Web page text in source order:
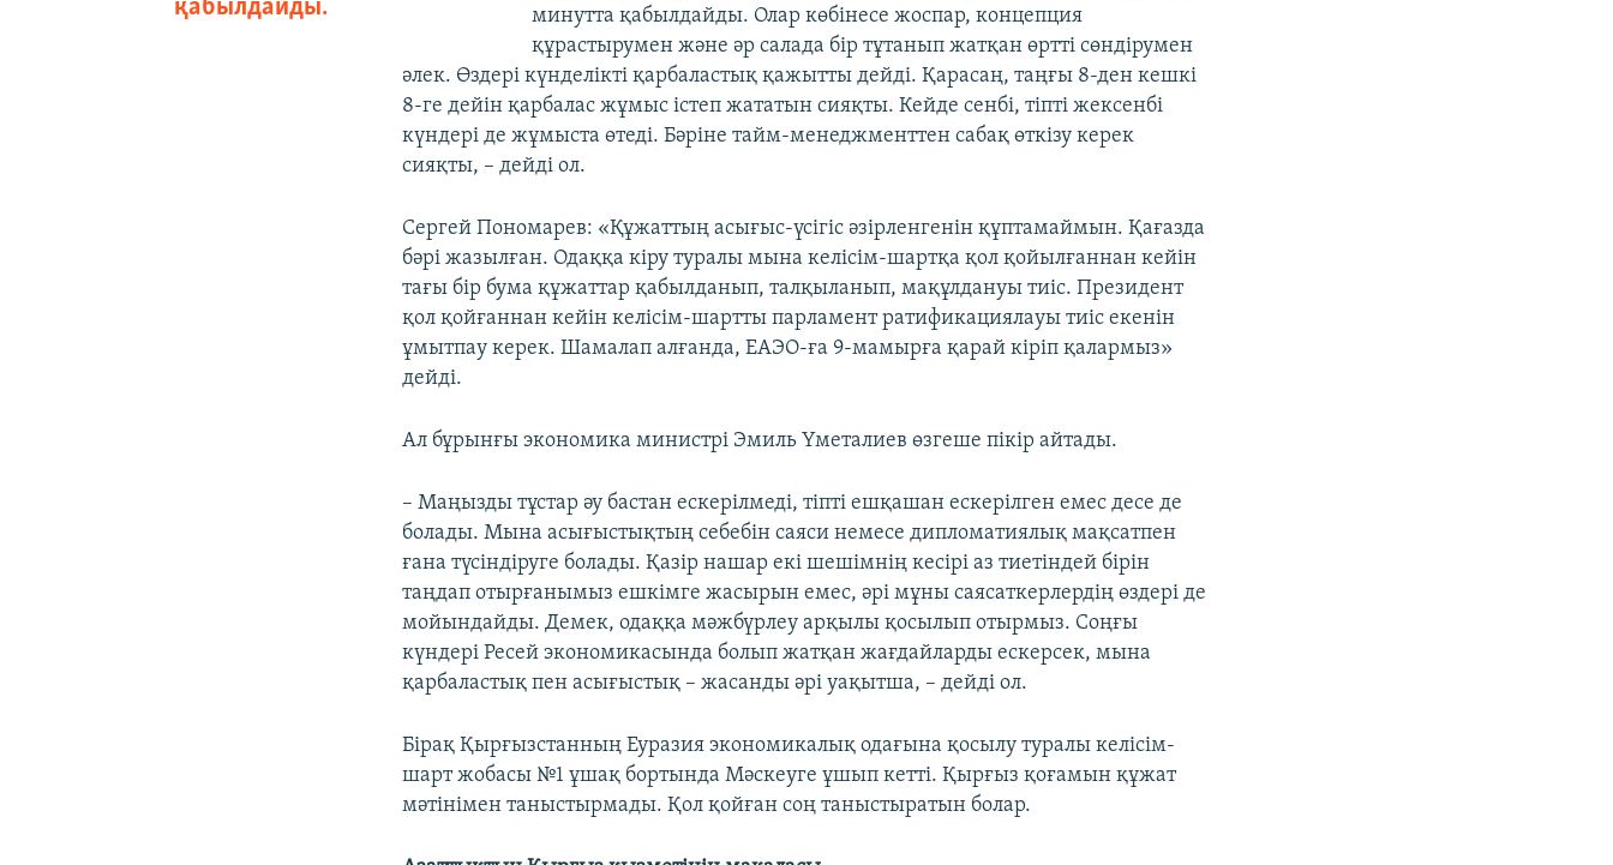
қабылдайды.
минутта қабылдайды. Олар көбінесе жоспар, концепция
құрастырумен және әр салада бір тұтанып жатқан өртті сөндірумен
әлек. Өздері күнделікті қарбаластық қажытты дейді. Қарасаң, таңғы 8-ден кешкі
8-ге дейін қарбалас жұмыс істеп жататын сияқты. Кейде сенбі, тіпті жексенбі
күндері де жұмыста өтеді. Бәріне тайм-менеджменттен сабақ өткізу керек
сияқты, – дейді ол.
Сергей Пономарев: «Құжаттың асығыс-үсігіс әзірленгенін құптамаймын. Қағазда
бәрі жазылған. Одаққа кіру туралы мына келісім-шартқа қол қойылғаннан кейін
тағы бір бума құжаттар қабылданып, талқыланып, мақұлдануы тиіс. Президент
қол қойғаннан кейін келісім-шартты парламент ратификациялауы тиіс екенін
ұмытпау керек. Шамалап алғанда, ЕАЭО-ға 9-мамырға қарай кіріп қалармыз»
дейді.
Ал бұрынғы экономика министрі Эмиль Үметалиев өзгеше пікір айтады.
– Маңызды тұстар әу бастан ескерілмеді, тіпті ешқашан ескерілген емес десе де
болады. Мына асығыстықтың себебін саяси немесе дипломатиялық мақсатпен
ғана түсіндіруге болады. Қазір нашар екі шешімнің кесірі аз тиетіндей бірін
таңдап отырғанымыз ешкімге жасырын емес, әрі мұны саясаткерлердің өздері де
мойындайды. Демек, одаққа мәжбүрлеу арқылы қосылып отырмыз. Соңғы
күндері Ресей экономикасында болып жатқан жағдайларды ескерсек, мына
қарбаластық пен асығыстық – жасанды әрі уақытша, – дейді ол.
Бірақ Қырғызстанның Еуразия экономикалық одағына қосылу туралы келісім-
шарт жобасы №1 ұшақ бортында Мәскеуге ұшып кетті. Қырғыз қоғамын құжат
мәтінімен таныстырмады. Қол қойған соң таныстыратын болар.